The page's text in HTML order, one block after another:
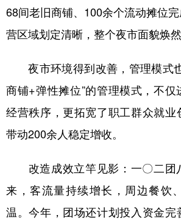
多语种频道
English Español
Русский язык 日本語
Deutsch Português
68间老旧商铺、100余个流动摊位
营区域划定清晰，整个夜市面貌焕然
夜市环境得到改善，管理模式
商铺+弹性摊位”的管理模式，不
经营秩序，更拓宽了职工群众就业
带动200余人稳定增收。
改造成效立竿见影：一〇二团
来，客流量持续增长，周边餐饮
温。今年，团场还计划投入资金完